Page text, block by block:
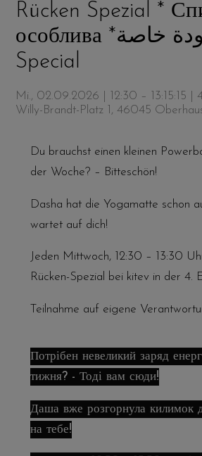
Rücken Spezial *
особлива *عودة خاصة * Back
Special
Mi., 02.09.2026 | 12:30 – 13:15:15 |
Willy-Brandt-Platz 1, 46045
Du brauchst einen kleinen
der Woche? – Bitteschön!
Dasha hat die Yogamatte schon
wartet auf dich!
Jeden Mittwoch, 12:30 – 13:30
Rücken-Spezial bei kitev in der 4.
Teilnahme auf eigene
Потрібен невеликий заряд
тижня? - Тоді вам сюди!
Даша вже розгорнула килимок
на тебе!